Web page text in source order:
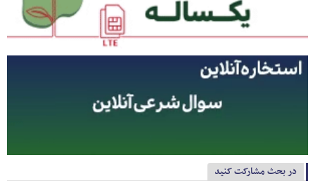
در بحث مشارکت کنید